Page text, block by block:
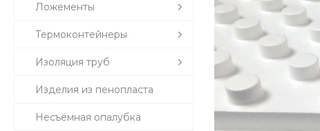
Ложементы
Термоконтейнеры
Изоляция труб
Изделия из пенопласта
Несъёмная опалубка